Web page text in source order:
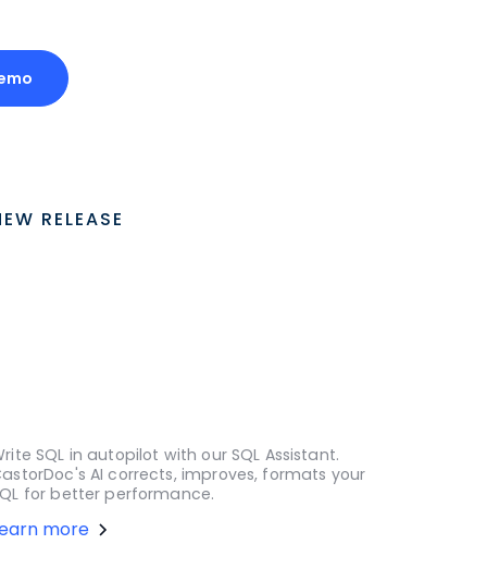
RELEASE
SQL in autopilot with our SQL Assistant.
AI corrects, improves, formats your
for better performance.
more